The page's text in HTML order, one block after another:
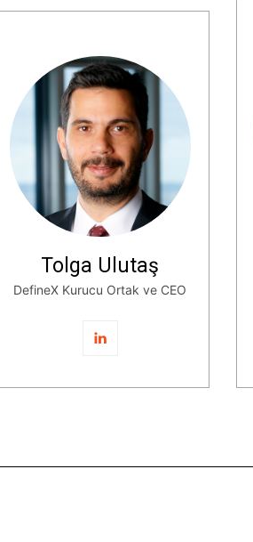
Tolga Ulutaş
DefineX Kurucu Ortak ve CEO